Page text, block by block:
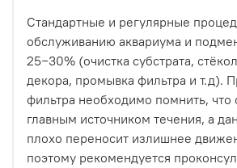
Стандартные и регулярные
обслуживанию аквариума и
25−30% (очистка субстрата,
декора, промывка фильтра и т.д).
фильтра необходимо помнить, что
главным источником течения, а
плохо переносит излишнее
поэтому рекомендуется